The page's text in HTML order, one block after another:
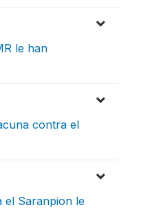
le han
contra el
el Saranpion le